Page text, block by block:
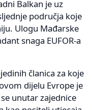
Balkan je uz
područja koje
Ulogu Mađarske
snaga EUFOR-a
članica za koje
dijelu Evrope je
unutar zajednice